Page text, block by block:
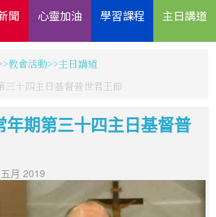
聞 心靈加油 學習課程 主日講道
教會活動
主日講道
三十四主日基督普世君王節
年期第三十四主日基督普
月 2019